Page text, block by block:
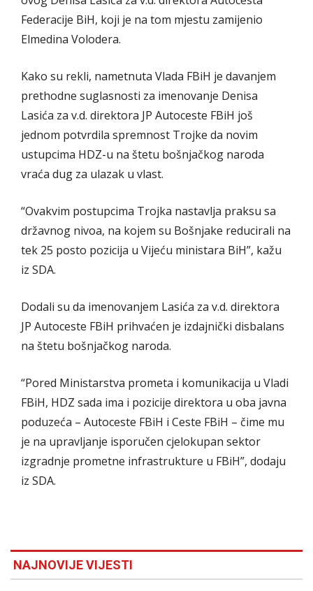
Federacije BiH, koji je na tom mjestu zamijenio
Elmedina Volodera.
Kako su rekli, nametnuta Vlada FBiH je davanjem
prethodne suglasnosti za imenovanje Denisa
Lasića za v.d. direktora JP Autoceste FBiH još
jednom potvrdila spremnost Trojke da novim
ustupcima HDZ-u na štetu bošnjačkog naroda
vraća dug za ulazak u vlast.
“Ovakvim postupcima Trojka nastavlja praksu sa
državnog nivoa, na kojem su Bošnjake reducirali na
tek 25 posto pozicija u Vijeću ministara BiH”, kažu
iz SDA.
Dodali su da imenovanjem Lasića za v.d. direktora
JP Autoceste FBiH prihvaćen je izdajnički disbalans
na štetu bošnjačkog naroda.
“Pored Ministarstva prometa i komunikacija u Vladi
FBiH, HDZ sada ima i pozicije direktora u oba javna
poduzeća – Autoceste FBiH i Ceste FBiH – čime mu
je na upravljanje isporučen cjelokupan sektor
izgradnje prometne infrastrukture u FBiH”, dodaju
iz SDA.
NAJNOVIJE VIJESTI